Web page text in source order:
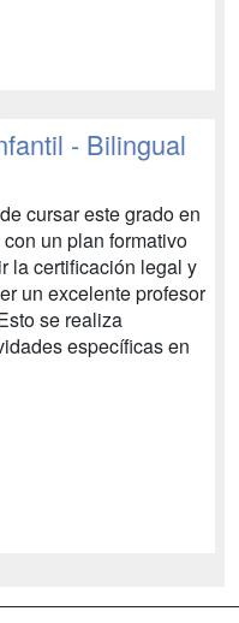
- Bilingual
cursar este grado en
un plan formativo
la certificación legal y
un excelente profesor
se realiza
específicas en